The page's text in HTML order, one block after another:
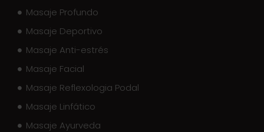
Masaje Profundo
Masaje Deportivo
Masaje Anti-estrés
Masaje Facial
Masaje Reflexologia Podal
Masaje Linfático
Masaje Ayurveda